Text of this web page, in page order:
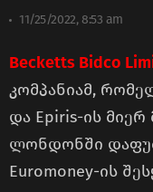
11/25/2022, 8:53 am
Becketts Bidco
კომპანიამ,
და Epiris-ის
ლონდონში
Euromoney-ის